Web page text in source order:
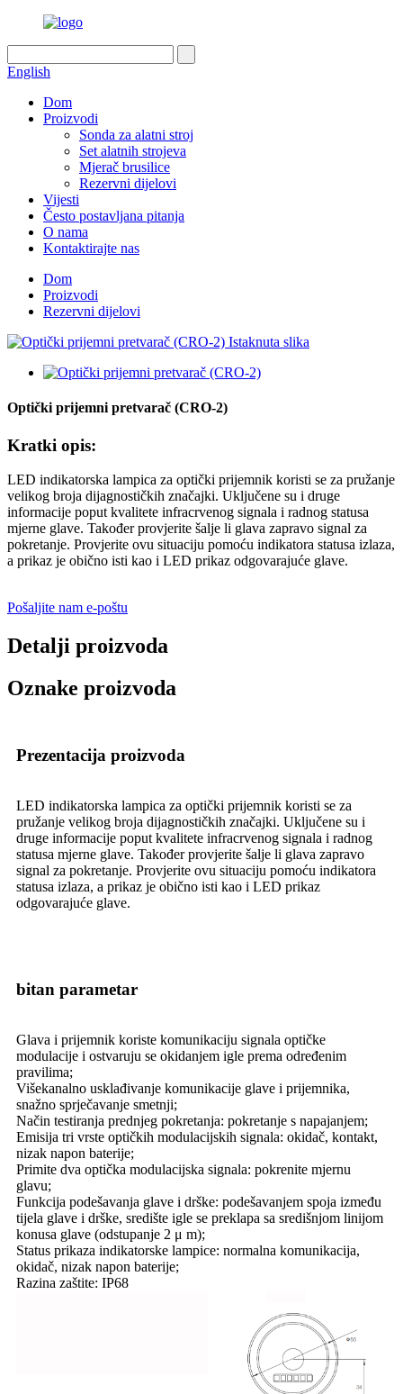
English
Dom
Proizvodi
Sonda za alatni stroj
Set alatnih strojeva
Mjerač brusilice
Rezervni dijelovi
Vijesti
Često postavljana pitanja
O nama
Kontaktirajte nas
Dom
Proizvodi
Rezervni dijelovi
Optički prijemni pretvarač (CRO-2)
Kratki opis:
LED indikatorska lampica za optički prijemnik koristi se za pružanje
velikog broja dijagnostičkih značajki. Uključene su i druge
informacije poput kvalitete infracrvenog signala i radnog statusa
mjerne glave. Također provjerite šalje li glava zapravo signal za
pokretanje. Provjerite ovu situaciju pomoću indikatora statusa izlaza,
a prikaz je obično isti kao i LED prikaz odgovarajuće glave.
Pošaljite nam e-poštu
Detalji proizvoda
Oznake proizvoda
Prezentacija proizvoda
LED indikatorska lampica za optički prijemnik koristi se za
pružanje velikog broja dijagnostičkih značajki. Uključene su i
druge informacije poput kvalitete infracrvenog signala i radnog
statusa mjerne glave. Također provjerite šalje li glava zapravo
signal za pokretanje. Provjerite ovu situaciju pomoću indikatora
statusa izlaza, a prikaz je obično isti kao i LED prikaz
odgovarajuće glave.
bitan parametar
Glava i prijemnik koriste komunikaciju signala optičke
modulacije i ostvaruju se okidanjem igle prema određenim
pravilima;
Višekanalno usklađivanje komunikacije glave i prijemnika,
snažno sprječavanje smetnji;
Način testiranja prednjeg pokretanja: pokretanje s napajanjem;
Emisija tri vrste optičkih modulacijskih signala: okidač, kontakt,
nizak napon baterije;
Primite dva optička modulacijska signala: pokrenite mjernu
glavu;
Funkcija podešavanja glave i drške: podešavanjem spoja između
tijela glave i drške, središte igle se preklapa sa središnjom linijom
konusa glave (odstupanje 2 μ m);
Status prikaza indikatorske lampice: normalna komunikacija,
okidač, nizak napon baterije;
Razina zaštite: IP68